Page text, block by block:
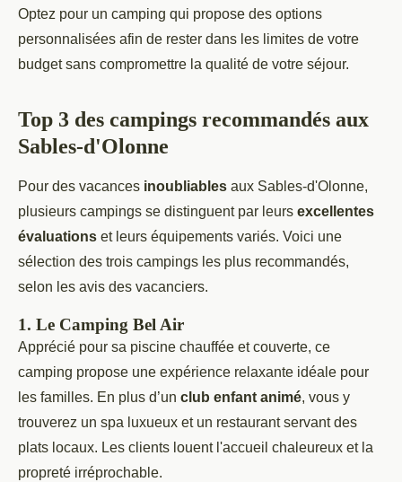
Optez pour un camping qui propose des options
personnalisées afin de rester dans les limites de votre
budget sans compromettre la qualité de votre séjour.
Top 3 des campings recommandés aux
Sables-d'Olonne
Pour des vacances inoubliables aux Sables-d'Olonne,
plusieurs campings se distinguent par leurs excellentes
évaluations et leurs équipements variés. Voici une
sélection des trois campings les plus recommandés,
selon les avis des vacanciers.
1. Le Camping Bel Air
Apprécié pour sa piscine chauffée et couverte, ce
camping propose une expérience relaxante idéale pour
les familles. En plus d’un club enfant animé, vous y
trouverez un spa luxueux et un restaurant servant des
plats locaux. Les clients louent l'accueil chaleureux et la
propreté irréprochable.